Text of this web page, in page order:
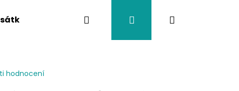
Závěsy na kočárek Twistík kousátka
Hledat PřihlášeníNákupní
hodnocení